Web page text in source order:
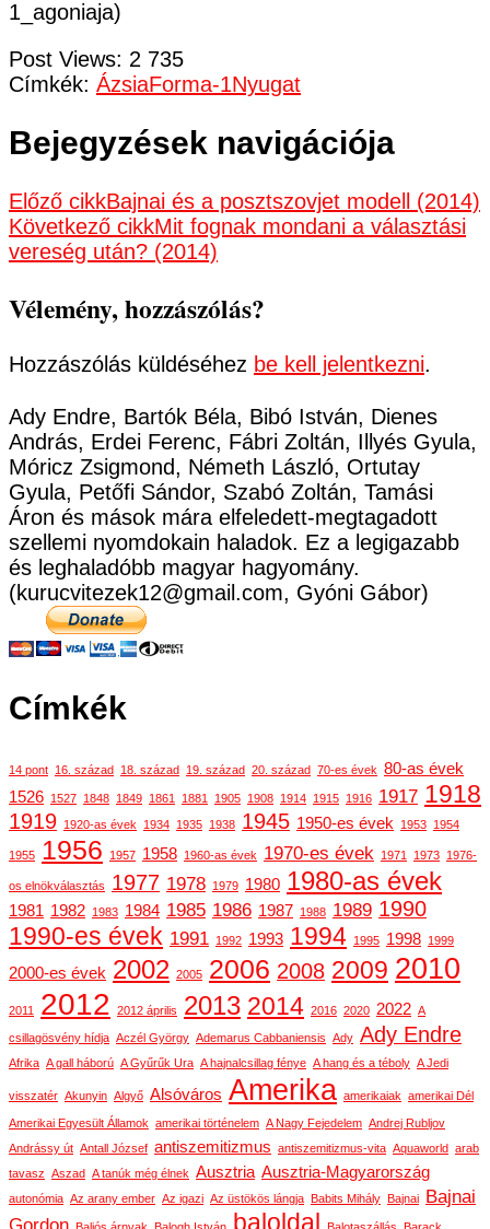
1_agoniaja)
Post Views: 2 735
Címkék: ÁzsiaForma-1Nyugat
Bejegyzések navigációja
Előző cikkBajnai és a posztszovjet modell (2014)
Következő cikkMit fognak mondani a választási
vereség után? (2014)
Vélemény, hozzászólás?
Hozzászólás küldéséhez be kell jelentkezni.
Ady Endre, Bartók Béla, Bibó István, Dienes
András, Erdei Ferenc, Fábri Zoltán, Illyés Gyula,
Móricz Zsigmond, Németh László, Ortutay
Gyula, Petőfi Sándor, Szabó Zoltán, Tamási
Áron és mások mára elfeledett-megtagadott
szellemi nyomdokain haladok. Ez a legigazabb
és leghaladóbb magyar hagyomány.
(kurucvitezek12@gmail.com, Gyóni Gábor)
Címkék
14 pont 16. század 18. század 19. század 20. század 70-es évek 80-as évek
1526 1527 1848 1849 1861 1881 1905 1908 1914 1915 1916 1917 1918
1919 1920-as évek 1934 1935 1938 1945 1950-es évek 1953 1954
1955 1956 1957 1958 1960-as évek 1970-es évek 1971 1973 1976-
os elnökválasztás 1977 1978 1979 1980 1980-as évek
1981 1982 1983 1984 1985 1986 1987 1988 1989 1990
1990-es évek 1991 1992 1993 1994 1995 1998 1999
2000-es évek 2002 2005 2006 2008 2009 2010
2011 2012 2012 április 2013 2014 2016 2020 2022 A
csillagösvény hídja Aczél György Ademarus Cabbaniensis Ady Ady Endre
Afrika A gall háború A Gyűrűk Ura A hajnalcsillag fénye A hang és a téboly A Jedi
visszatér Akunyin Algyő Alsóváros Amerika amerikaiak amerikai Dél
Amerikai Egyesült Államok amerikai történelem A Nagy Fejedelem Andrej Rubljov
Andrássy út Antall József antiszemitizmus antiszemitizmus-vita Aquaworld arab
tavasz Aszad A tanúk még élnek Ausztria Ausztria-Magyarország
autonómia Az arany ember Az igazi Az üstökös lángja Babits Mihály Bajnai Bajnai
baloldal